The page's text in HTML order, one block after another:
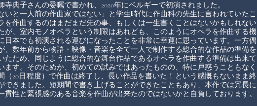
寺典子さんの委嘱で書かれ、2020年にベルギーで初演されました。
いと一人前の作曲家ではない」と学生時代に作曲科の先生に言われていたこ
を作曲するのはまだまだ先の事、もしくは一生書くことはないかもしれない
が、室内モノオペラという制限はあれども、このようにオペラを作曲する機
日本でも初演される運びになったことを非常に幸運に思っています。一方偶
、数年前から物語・映像・音楽を全て一人で制作する総合的な作品の準備を
たため、同じように総合的な舞台作品であるオペラを作曲する準備は出来て
ます。そのためか、初めての試みではあったものの、特に戸惑うこともなく
（20日程度）で作曲は終了し、長い作品を書いた！という感慨もないまま終
できました。短期間で書き上げることができたこともあり、本作では冗長に
貫性と緊張感のある音楽を作曲が出来たのではないかと自負しております。